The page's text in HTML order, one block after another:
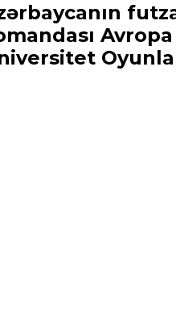
Avropa